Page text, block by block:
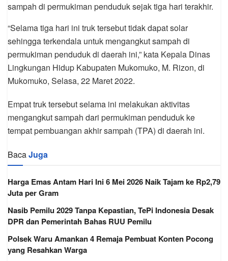
sampah di permukiman penduduk sejak tiga hari terakhir.
“Selama tiga hari ini truk tersebut tidak dapat solar
sehingga terkendala untuk mengangkut sampah di
permukiman penduduk di daerah ini,” kata Kepala Dinas
Lingkungan Hidup Kabupaten Mukomuko, M. Rizon, di
Mukomuko, Selasa, 22 Maret 2022.
Empat truk tersebut selama ini melakukan aktivitas
mengangkut sampah dari permukiman penduduk ke
tempat pembuangan akhir sampah (TPA) di daerah ini.
BacaJuga
Harga Emas Antam Hari Ini 6 Mei 2026 Naik Tajam ke Rp2,79
Juta per Gram
Nasib Pemilu 2029 Tanpa Kepastian, TePi Indonesia Desak
DPR dan Pemerintah Bahas RUU Pemilu
Polsek Waru Amankan 4 Remaja Pembuat Konten Pocong
yang Resahkan Warga